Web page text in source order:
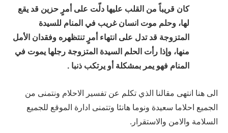
كان قريباً من القلب عليها دلّت على أمرٍ حزين قد يقع
لها، وحلم موت انسان غريب في المنام للسيدة
المتزوجة قد تدل على انتهاء أمرٍ تنتظهره وفقدان الأمل
منها، وإذا رأت الحلم السيدة المتزوجة رجلها يموت في
المنام فهو يمر بمشكلة أو يرتكب ذنبا .
الى هنا انتهى مقالنا الذي تكلم عن تفسير الاحلام ونتمنى من
الجميع احلاما سعيدة ونوما هانئا وتتمنى ادارة الموقع للجميع
السلامة والامن والاستقرار.